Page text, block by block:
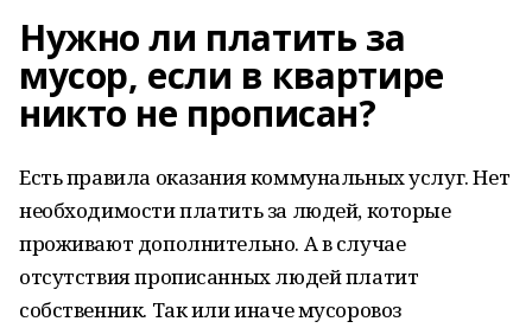
Нужно ли платить за
мусор, если в квартире
никто не прописан?
Есть правила оказания коммунальных услуг. Нет
необходимости платить за людей, которые
проживают дополнительно. А в случае
отсутствия прописанных людей платит
собственник. Так или иначе мусоровоз